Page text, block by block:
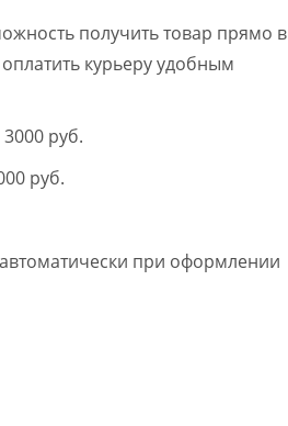
получить товар прямо в
курьеру удобным
руб.
руб.
при оформлении